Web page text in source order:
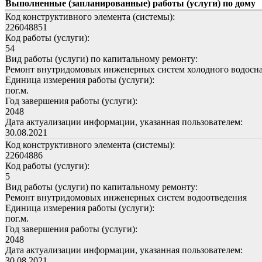
Выполненные (запланированные) работы (услуги) по дому
Код конструктивного элемента (системы):
226048851
Код работы (услуги):
54
Вид работы (услуги) по капитальному ремонту:
Ремонт внутридомовых инженерных систем холодного
Единица измерения работы (услуги):
пог.м.
Год завершения работы (услуги):
2048
Дата актуализации информации, указанная пользователем:
30.08.2021
Код конструктивного элемента (системы):
22604886
Код работы (услуги):
5
Вид работы (услуги) по капитальному ремонту:
Ремонт внутридомовых инженерных систем водоотведения
Единица измерения работы (услуги):
пог.м.
Год завершения работы (услуги):
2048
Дата актуализации информации, указанная пользователем: